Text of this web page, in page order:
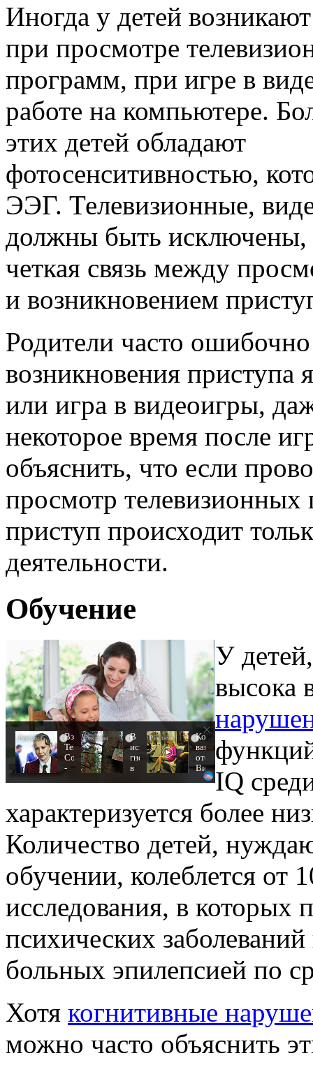
Иногда у детей
при просмотре
программ, при игре в
работе на компьютере.
этих детей обладают
фотосенситивностью,
ЭЭГ. Телевизионные,
должны быть исключены,
четкая связь между
и возникновением
Родители часто
возникновения приступа
или игра в видеоигры,
некоторое время после
объяснить, что если
просмотр
приступ происходит
деятельности.
Обучение
У
высока
IQ
характеризуется более
Количество детей,
обучении, колеблется от
исследования, в которых
психических
больных эпилепсией по
Хотя когнитивные
можно часто объяснить
iВзломали
Telegram
Собчак
-
в
переписках
iВ
искусственном
гнезде
в
птенец
беркута
iКоролева
вагона
отожгла!
Видео
не
оставит